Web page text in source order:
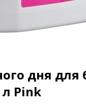
дня для
Pink